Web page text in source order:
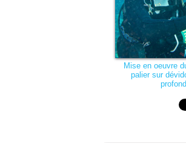
Mise en oeuvre
palier sur